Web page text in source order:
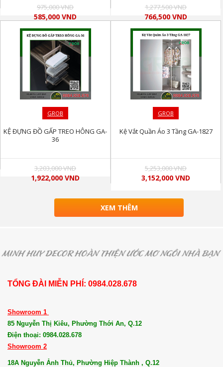
975,000 VND
585,000 VND
1,277,500 VND
766,500 VND
GROB
KỆ ĐỰNG ĐỒ GẤP TREO HÔNG GA-
36
3,203,000 VND
1,922,000 VND
GROB
Kệ Vắt Quần Áo 3 Tầng GA-1827
5,253,000 VND
3,152,000 VND
XEM THÊM
TỔNG ĐÀI MIỄN PHÍ: 0984.028.678
Showroom 1
85 Nguyễn Thị Kiêu, Phường Thới An, Q.12
Điện thoại: 0984.028.678
Showroom 2
18A Nguyễn Ảnh Thủ, Phường Hiệp Thành , Q.12